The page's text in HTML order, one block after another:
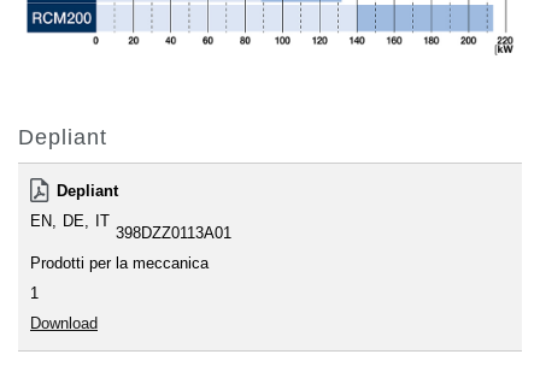
Depliant
Depliant
EN
DE IT
398DZZ0113A01
Prodotti per la meccanica
1
Download